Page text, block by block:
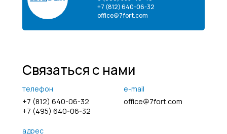
+7 (812) 640-06-32
office@7fort.com
Связаться с нами
телефон e-mail
адрес
office@7fort.com
+7 (812) 640-06-32
+7 (495) 640-06-32